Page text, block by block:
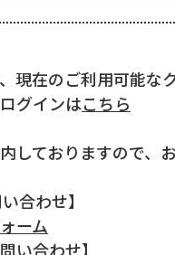
現在のご利用可能な
グインはこちら
しておりますので、
合わせ】
ーム
い合わせ】